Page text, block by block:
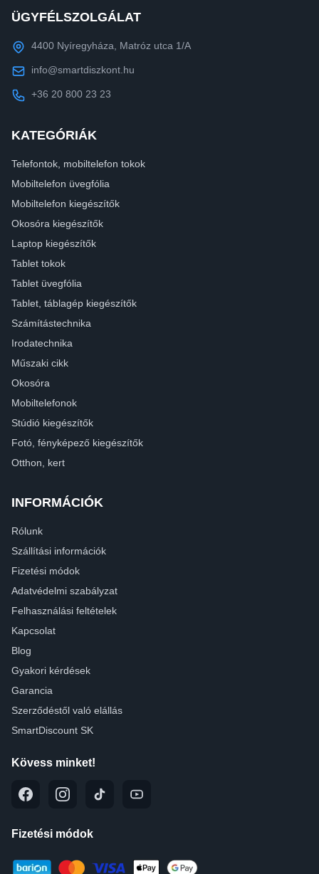
ÜGYFÉLSZOLGÁLAT
4400 Nyíregyháza, Matróz utca 1/A
info@smartdiszkont.hu
+36 20 800 23 23
KATEGÓRIÁK
Telefontok, mobiltelefon tokok
Mobiltelefon üvegfólia
Mobiltelefon kiegészítők
Okosóra kiegészítők
Laptop kiegészítők
Tablet tokok
Tablet üvegfólia
Tablet, táblagép kiegészítők
Számítástechnika
Irodatechnika
Műszaki cikk
Okosóra
Mobiltelefonok
Stúdió kiegészítők
Fotó, fényképező kiegészítők
Otthon, kert
INFORMÁCIÓK
Rólunk
Szállítási információk
Fizetési módok
Adatvédelmi szabályzat
Felhasználási feltételek
Kapcsolat
Blog
Gyakori kérdések
Garancia
Szerződéstől való elállás
SmartDiscount SK
Kövess minket!
Fizetési módok